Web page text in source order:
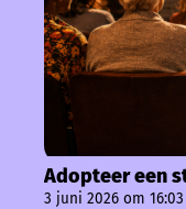
Adopteer een
3 juni 2026 om 16:03